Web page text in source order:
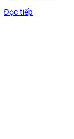
Đọc tiếp